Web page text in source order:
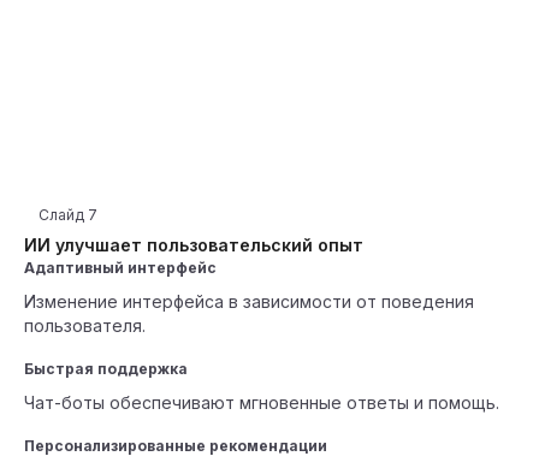
ИИ улучшает пользовательский опыт
Слайд 7
Адаптивный интерфейс
Изменение интерфейса в зависимости от поведения
пользователя.
Быстрая поддержка
Чат-боты обеспечивают мгновенные ответы и помощь.
Персонализированные рекомендации